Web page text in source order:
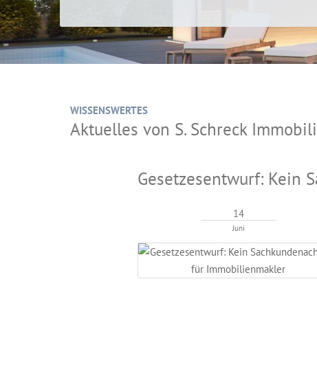
WISSENSWERTES
Aktuelles von S. Schreck
Gesetzesentwurf: Kein
14
Juni